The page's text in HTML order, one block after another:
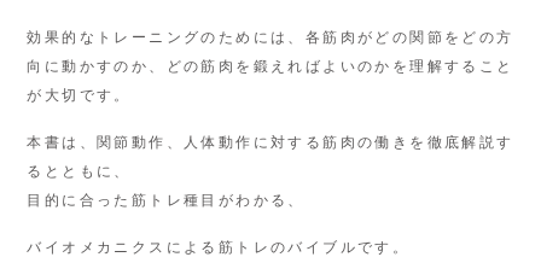
効果的なトレーニングのためには、各筋肉がどの関節をどの方
向に動かすのか、どの筋肉を鍛えればよいのかを理解すること
が大切です。
本書は、関節動作、人体動作に対する筋肉の働きを徹底解説す
るとともに、
目的に合った筋トレ種目がわかる、
バイオメカニクスによる筋トレのバイブルです。